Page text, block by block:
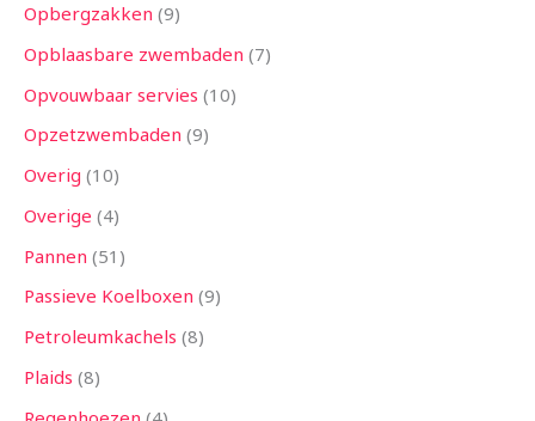
Opbergzakken 9
Opblaasbare zwembaden 7
Opvouwbaar servies 10
Opzetzwembaden 9
Overig 10
Overige 4
Pannen 51
Passieve Koelboxen 9
Petroleumkachels 8
Plaids 8